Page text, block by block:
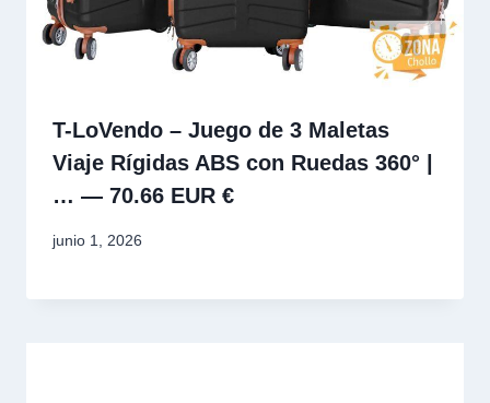
T-LoVendo – Juego de 3 Maletas
Viaje Rígidas ABS con Ruedas 360° |
… — 70.66 EUR €
junio 1, 2026